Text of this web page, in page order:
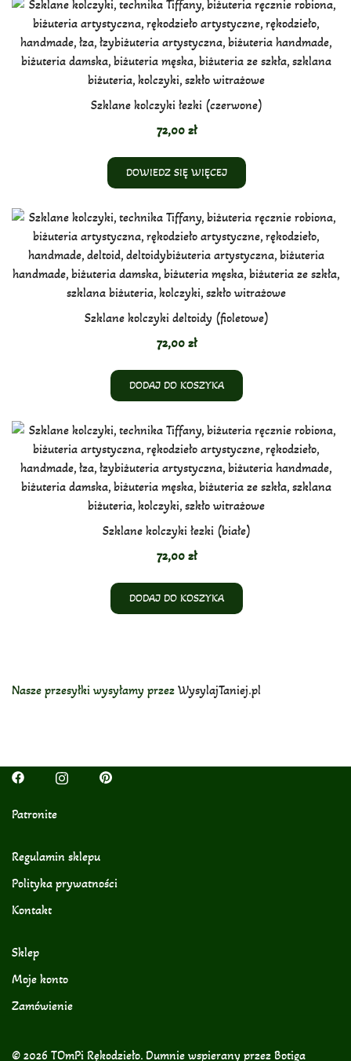
Szklane kolczyki łezki (czerwone)
72,00 zł
DOWIEDZ SIĘ WIĘCEJ
Szklane kolczyki deltoidy (fioletowe)
72,00 zł
DODAJ DO KOSZYKA
Szklane kolczyki łezki (białe)
72,00 zł
DODAJ DO KOSZYKA
Nasze przesyłki wysyłamy przez WysylajTaniej.pl
Patronite
Regulamin sklepu
Polityka prywatności
Kontakt
Sklep
Moje konto
Zamówienie
© 2026 TOmPi Rękodzieło. Dumnie wspierany przez Botiga